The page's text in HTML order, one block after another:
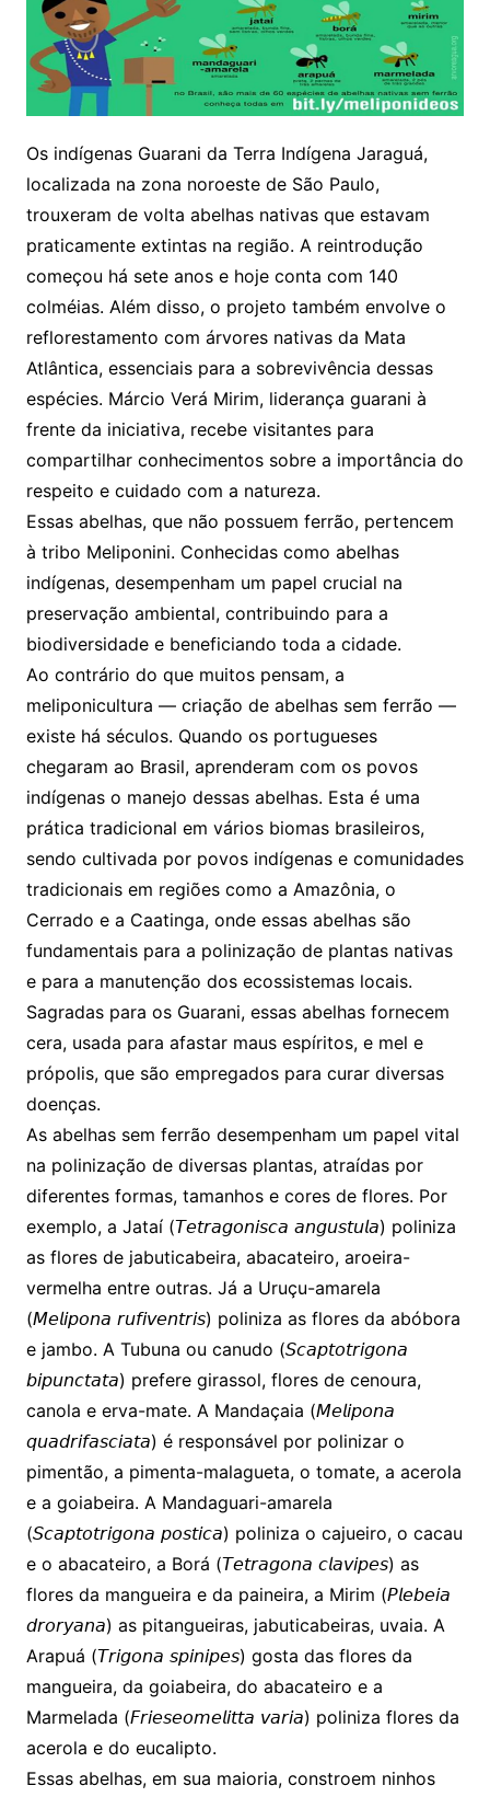
Os indígenas Guarani da Terra Indígena Jaraguá,
localizada na zona noroeste de São Paulo,
trouxeram de volta abelhas nativas que estavam
praticamente extintas na região. A reintrodução
começou há sete anos e hoje conta com 140
colméias. Além disso, o projeto também envolve o
reflorestamento com árvores nativas da Mata
Atlântica, essenciais para a sobrevivência dessas
espécies. Márcio Verá Mirim, liderança guarani à
frente da iniciativa, recebe visitantes para
compartilhar conhecimentos sobre a importância do
respeito e cuidado com a natureza.
Essas abelhas, que não possuem ferrão, pertencem
à tribo Meliponini. Conhecidas como abelhas
indígenas, desempenham um papel crucial na
preservação ambiental, contribuindo para a
biodiversidade e beneficiando toda a cidade.
Ao contrário do que muitos pensam, a
meliponicultura — criação de abelhas sem ferrão —
existe há séculos. Quando os portugueses
chegaram ao Brasil, aprenderam com os povos
indígenas o manejo dessas abelhas. Esta é uma
prática tradicional em vários biomas brasileiros,
sendo cultivada por povos indígenas e comunidades
tradicionais em regiões como a Amazônia, o
Cerrado e a Caatinga, onde essas abelhas são
fundamentais para a polinização de plantas nativas
e para a manutenção dos ecossistemas locais.
Sagradas para os Guarani, essas abelhas fornecem
cera, usada para afastar maus espíritos, e mel e
própolis, que são empregados para curar diversas
doenças.
As abelhas sem ferrão desempenham um papel vital
na polinização de diversas plantas, atraídas por
diferentes formas, tamanhos e cores de flores. Por
exemplo, a Jataí (𝘛𝘦𝘵𝘳𝘢𝘨𝘰𝘯𝘪𝘴𝘤𝘢 𝘢𝘯𝘨𝘶𝘴𝘵𝘶𝘭𝘢) poliniza
as flores de jabuticabeira, abacateiro, aroeira-
vermelha entre outras. Já a Uruçu-amarela
(𝘔𝘦𝘭𝘪𝘱𝘰𝘯𝘢 𝘳𝘶𝘧𝘪𝘷𝘦𝘯𝘵𝘳𝘪𝘴) poliniza as flores da abóbora
e jambo. A Tubuna ou canudo (𝘚𝘤𝘢𝘱𝘵𝘰𝘵𝘳𝘪𝘨𝘰𝘯𝘢
𝘣𝘪𝘱𝘶𝘯𝘤𝘵𝘢𝘵𝘢) prefere girassol, flores de cenoura,
canola e erva-mate. A Mandaçaia (𝘔𝘦𝘭𝘪𝘱𝘰𝘯𝘢
𝘲𝘶𝘢𝘥𝘳𝘪𝘧𝘢𝘴𝘤𝘪𝘢𝘵𝘢) é responsável por polinizar o
pimentão, a pimenta-malagueta, o tomate, a acerola
e a goiabeira. A Mandaguari-amarela
(𝘚𝘤𝘢𝘱𝘵𝘰𝘵𝘳𝘪𝘨𝘰𝘯𝘢 𝘱𝘰𝘴𝘵𝘪𝘤𝘢) poliniza o cajueiro, o cacau
e o abacateiro, a Borá (𝘛𝘦𝘵𝘳𝘢𝘨𝘰𝘯𝘢 𝘤𝘭𝘢𝘷𝘪𝘱𝘦𝘴) as
flores da mangueira e da paineira, a Mirim (𝘗𝘭𝘦𝘣𝘦𝘪𝘢
𝘥𝘳𝘰𝘳𝘺𝘢𝘯𝘢) as pitangueiras, jabuticabeiras, uvaia. A
Arapuá (𝘛𝘳𝘪𝘨𝘰𝘯𝘢 𝘴𝘱𝘪𝘯𝘪𝘱𝘦𝘴) gosta das flores da
mangueira, da goiabeira, do abacateiro e a
Marmelada (𝘍𝘳𝘪𝘦𝘴𝘦𝘰𝘮𝘦𝘭𝘪𝘵𝘵𝘢 𝘷𝘢𝘳𝘪𝘢) poliniza flores da
acerola e do eucalipto.
Essas abelhas, em sua maioria, constroem ninhos